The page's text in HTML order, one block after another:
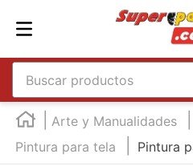
Buscar productos
Arte y Manualidades
Pintura para tela
Pintura
TÉRMINOS MÁS BUSCADOS